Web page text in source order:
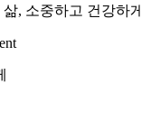
, 소중하고 건강하게